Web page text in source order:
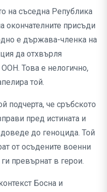
на съседна Република
окончателните присъди
е държава-членка на
да отхвърля
Това е нелогично,
той.
подчерта, че сръбското
пред истината и
до геноцида. Той
от осъдените военни
превърнат в герои.
Босна и